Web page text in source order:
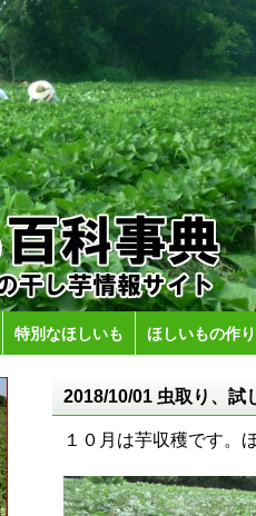
特別なほしいも ほしいもの作
2018/10/01 虫取り、試
１０月は芋収穫です。